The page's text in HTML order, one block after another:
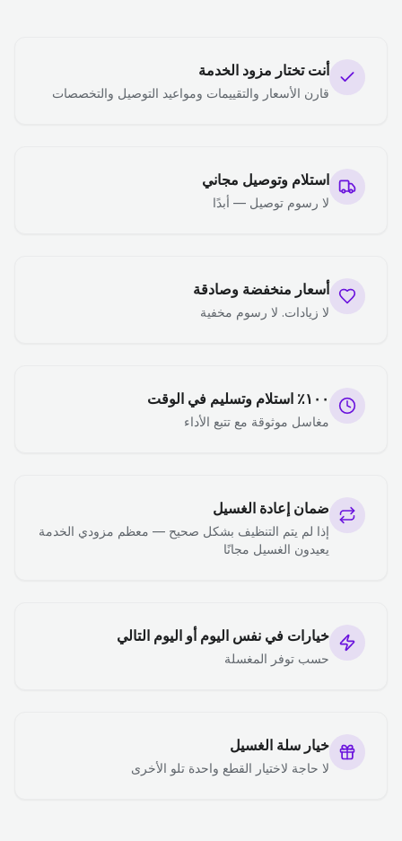
أنت تختار مزود الخدمة
قارن الأسعار والتقييمات ومواعيد التوصيل والتخصصات
استلام وتوصيل مجاني
لا رسوم توصيل — أبدًا
أسعار منخفضة وصادقة
لا زيادات. لا رسوم مخفية
١٠٠٪ استلام وتسليم في الوقت
مغاسل موثوقة مع تتبع الأداء
ضمان إعادة الغسيل
إذا لم يتم التنظيف بشكل صحيح — معظم مزودي الخدمة
يعيدون الغسيل مجانًا
خيارات في نفس اليوم أو اليوم التالي
حسب توفر المغسلة
خيار سلة الغسيل
لا حاجة لاختيار القطع واحدة تلو الأخرى